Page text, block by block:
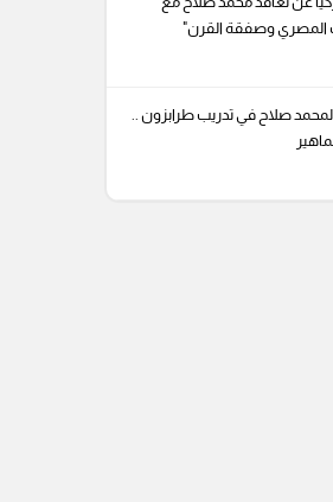
المصري وصفقة القرن"
صلاح في تدريب طرابزون ..